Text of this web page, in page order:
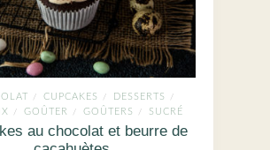
/ CUPCAKES / DESSERTS /
/ GOÛTER / GOÛTERS / SUCRÉ
au chocolat et beurre de